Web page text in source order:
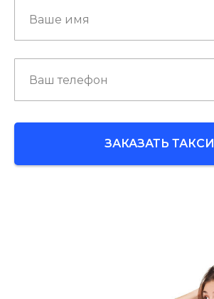
ЗАКАЗАТЬ ТАКСИ